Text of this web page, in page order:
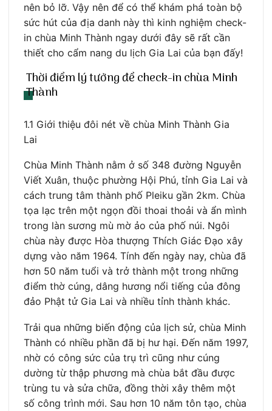
nên bỏ lỡ. Vậy nên để có thể khám phá toàn bộ
sức hút của địa danh này thì kinh nghiệm check-
in chùa Minh Thành ngay dưới đây sẽ rất cần
thiết cho cẩm nang du lịch Gia Lai của bạn đấy!
Thời điểm lý tưởng để check-in chùa Minh
Thành
1.1 Giới thiệu đôi nét về chùa Minh Thành Gia
Lai
Chùa Minh Thành nằm ở số 348 đường Nguyễn
Viết Xuân, thuộc phường Hội Phú, tỉnh Gia Lai và
cách trung tâm thành phố Pleiku gần 2km. Chùa
tọa lạc trên một ngọn đồi thoai thoải và ẩn mình
trong làn sương mù mờ ảo của phố núi. Ngôi
chùa này được Hòa thượng Thích Giác Đạo xây
dựng vào năm 1964. Tính đến ngày nay, chùa đã
hơn 50 năm tuổi và trở thành một trong những
điểm thờ cúng, dâng hương nổi tiếng của đông
đảo Phật tử Gia Lai và nhiều tỉnh thành khác.
Trải qua những biến động của lịch sử, chùa Minh
Thành có nhiều phần đã bị hư hại. Đến năm 1997,
nhờ có công sức của trụ trì cũng như cúng
dường từ thập phương mà chùa bắt đầu được
trùng tu và sửa chữa, đồng thời xây thêm một
số công trình mới. Sau hơn 10 năm tôn tạo, chùa